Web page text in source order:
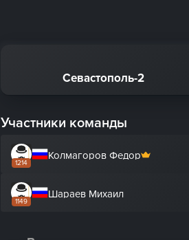
Севастополь-2
Участники команды
1214
Колмагоров Федор
1149
Шараев Михаил